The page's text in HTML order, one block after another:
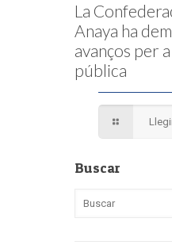
La
Anaya ha
avanços per
pública
Buscar